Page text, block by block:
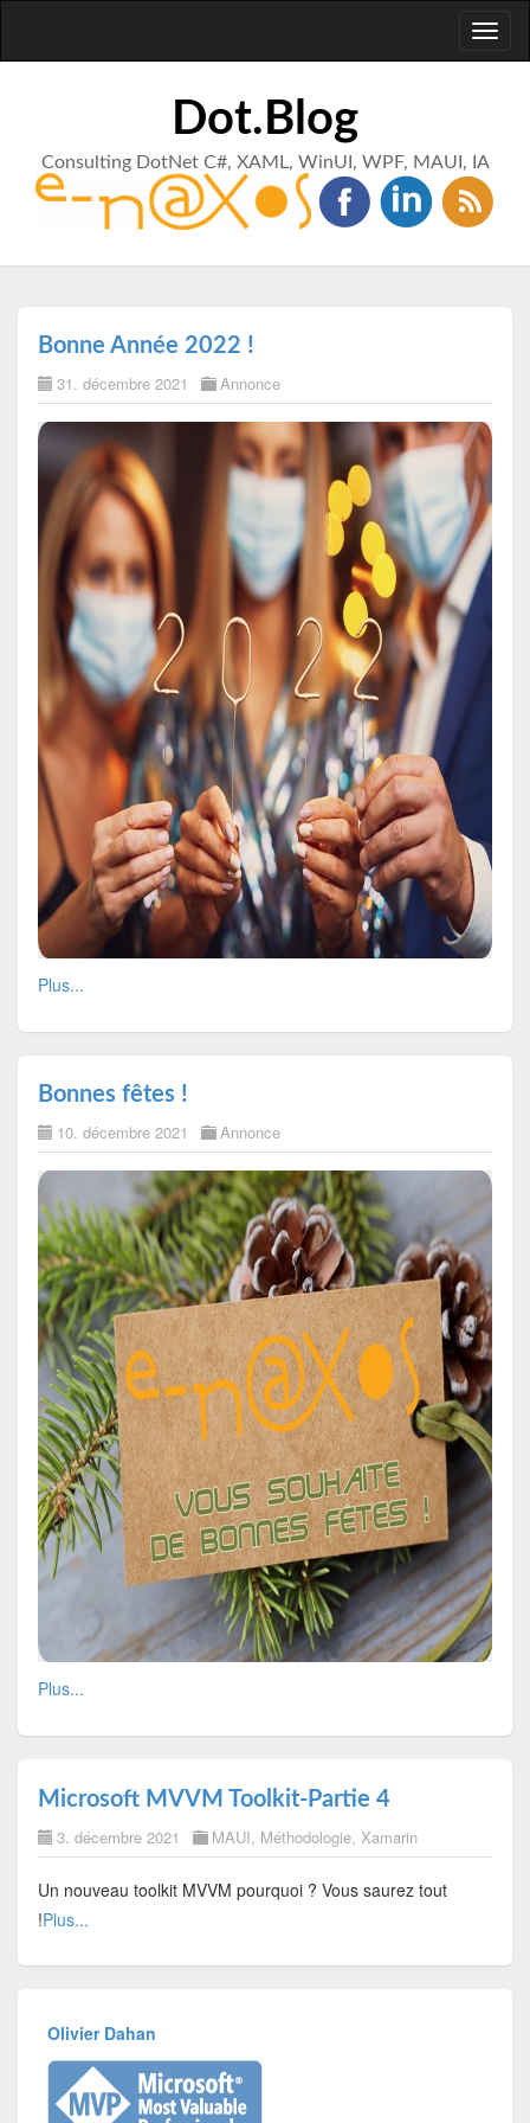
Dot.Blog
Consulting DotNet C#, XAML, WinUI, WPF, MAUI, IA
Bonne Année 2022 !
31. décembre 2021 Annonce
Plus...
Bonnes fêtes !
10. décembre 2021 Annonce
Plus...
Microsoft MVVM Toolkit-Partie 4
3. décembre 2021 MAUI, Méthodologie, Xamarin
Un nouveau toolkit MVVM pourquoi ? Vous saurez tout
!Plus...
Olivier Dahan